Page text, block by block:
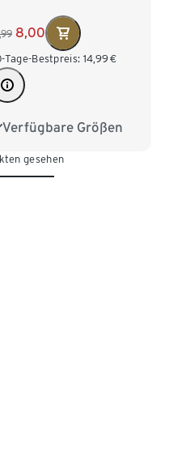
8,00
Tage-Bestpreis: 14,99€
Verfügbare Größen
92 98/104
110/116 122/128
gesehen